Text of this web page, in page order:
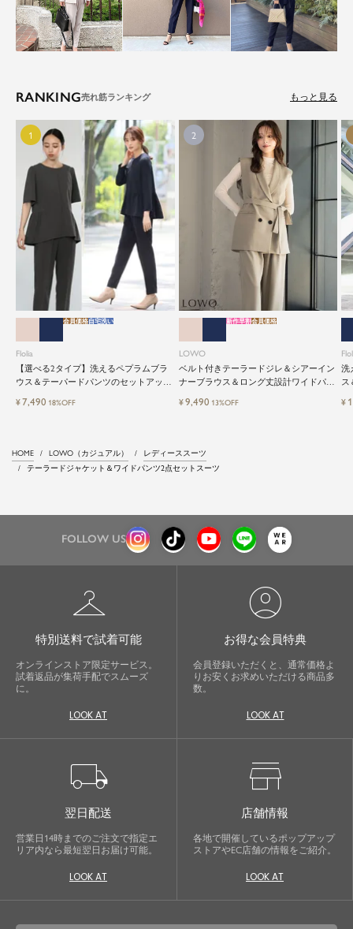
RANKING もっと見る
Flolia
【選べる2タイプ】洗えるペプラムブラ
ウス＆テーパードパンツのセットアップ
会員価格自宅洗い
¥7,490 18%OFF
LOWO
ベルト付きテーラードジレ＆シアーイン
ナーブラウス＆ロング丈設計ワイドパン
新作早割会員価格
¥9,490 13%OFF
洗
ス
¥
HOME LOWO（カジュアル）
レディーススーツ
テーラードジャケット＆ワイドパンツ2点セットスーツ
FOLLOW US
checkroom
特別送料で試着可能
オンラインストア限定サービス。
試着返品が集荷手配でスムーズ
に。
LOOK AT
account_circle
お得な会員特典
会員登録いただくと、通常価格よ
りお安くお求めいただける商品多
数。
LOOK AT
local_shipping
翌日配送
営業日14時までのご注文で指定エ
リア内なら最短翌日お届け可能。
LOOK AT
store
店舗情報
各地で開催しているポップアップ
ストアやEC店舗の情報をご紹介。
LOOK AT